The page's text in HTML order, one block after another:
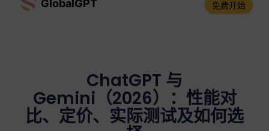
GlobalGPT 免费开始
ChatGPT 与
Gemini（2026）：性能对
比、定价、实际测试及如何选